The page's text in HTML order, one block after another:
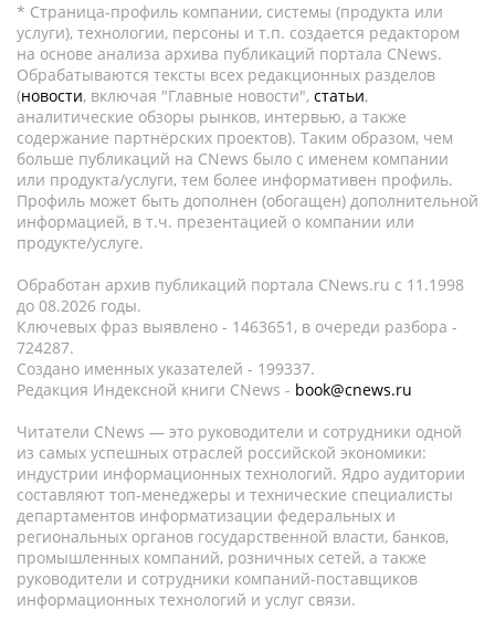
* Страница-профиль компании, системы (продукта или
услуги), технологии, персоны и т.п. создается редактором
на основе анализа архива публикаций портала CNews.
Обрабатываются тексты всех редакционных разделов
(новости, включая "Главные новости", статьи,
аналитические обзоры рынков, интервью, а также
содержание партнёрских проектов). Таким образом, чем
больше публикаций на CNews было с именем компании
или продукта/услуги, тем более информативен профиль.
Профиль может быть дополнен (обогащен) дополнительной
информацией, в т.ч. презентацией о компании или
продукте/услуге.
Обработан архив публикаций портала CNews.ru c 11.1998
до 08.2026 годы.
Ключевых фраз выявлено - 1463651, в очереди разбора -
724287.
Создано именных указателей - 199337.
Редакция Индексной книги CNews - book@cnews.ru
Читатели CNews — это руководители и сотрудники одной
из самых успешных отраслей российской экономики:
индустрии информационных технологий. Ядро аудитории
составляют топ-менеджеры и технические специалисты
департаментов информатизации федеральных и
региональных органов государственной власти, банков,
промышленных компаний, розничных сетей, а также
руководители и сотрудники компаний-поставщиков
информационных технологий и услуг связи.